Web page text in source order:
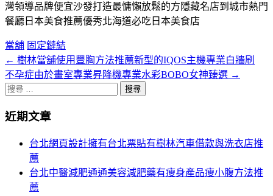
灣領導品牌便宜沙發打造最慵懶放鬆的方隱藏名店到城市熱門
餐廳日本美食推薦優秀北海道必吃日本美食店
當舖 固定鏈結
文
章
頁
← 樹林當舖使用豐胸方法推薦新型的IQOS主機專業白牆刷
不孕症由於畫室專業昇降機專業水彩BOBO女神臻選 →
搜
關
近期文章
台北網頁設計擁有台北票貼有樹林汽車借款與洗衣店推
薦
台北中醫減肥通通美容減肥藥有瘦身產品瘦小腹方法推
薦